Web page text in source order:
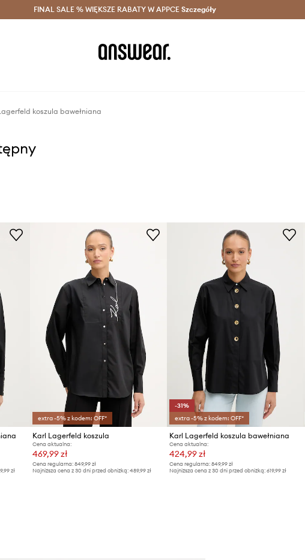
Oszczędzaj z Answear Club > Dostawa nawet w 24h >
FINAL SALE % WIĘKSZE RABATY W APPCE Szczegóły
koszula bawełniana
zł
extra -5% z kodem: OFF*
Karl Lagerfeld koszula
Cena aktualna:
469,99 zł
Cena regularna: 849,99 zł
Najniższa cena z 30 dni przed obniżką: 489,99 zł
-31%
extra -5% z kodem: OFF*
Karl Lagerfeld koszula bawełniana
Cena aktualna:
424,99 zł
Cena regularna: 849,99 zł
Najniższa cena z 30 dni przed obniżką: 619,99 zł